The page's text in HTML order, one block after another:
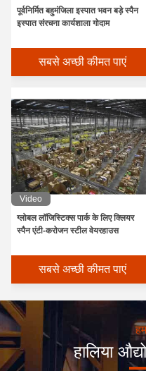
पूर्वनिर्मित बहुमंजिला इस्पात भवन बड़े स्पैन
इस्पात संरचना कार्यशाला गोदाम
सबसे अच्छी कीमत पाएं
Video
ग्लोबल लॉजिस्टिक्स पार्क के लिए क्लियर
स्पैन एंटी-करोजन स्टील वेयरहाउस
सबसे अच्छी कीमत पाएं
हालिया